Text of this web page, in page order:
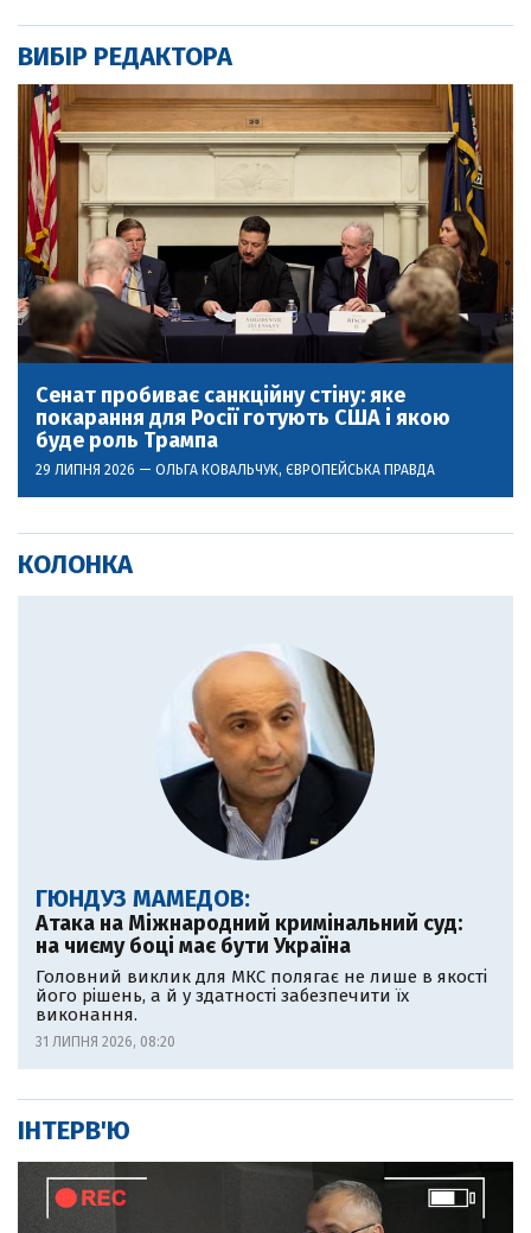
ВИБІР РЕДАКТОРА
Сенат пробиває санкційну стіну: яке
покарання для Росії готують США і якою
буде роль Трампа
29 ЛИПНЯ 2026 — ОЛЬГА КОВАЛЬЧУК, ЄВРОПЕЙСЬКА ПРАВДА
КОЛОНКА
ГЮНДУЗ МАМЕДОВ:
Атака на Міжнародний кримінальний суд:
на чиєму боці має бути Україна
Головний виклик для МКС полягає не лише в якості
його рішень, а й у здатності забезпечити їх
виконання.
31 ЛИПНЯ 2026, 08:20
ІНТЕРВ'Ю